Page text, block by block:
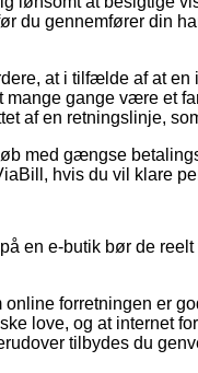
du gennemfører din
at i tilfælde af at
mange gange være et
af en retningslinje,
med gængse
hvis du vil klare
en e-butik bør de
online forretningen er
love, og at internet
tilbydes du